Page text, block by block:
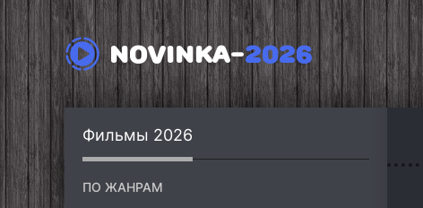
NOVINKA-2026
Фильмы 2026
ПО ЖАНРАМ